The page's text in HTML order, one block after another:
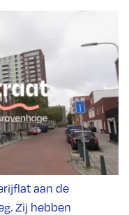
Winkelcentrum
op loopafstand.
ligt op een korte
bereikbaar met
als bus. Onze
aan de
Zij hebben